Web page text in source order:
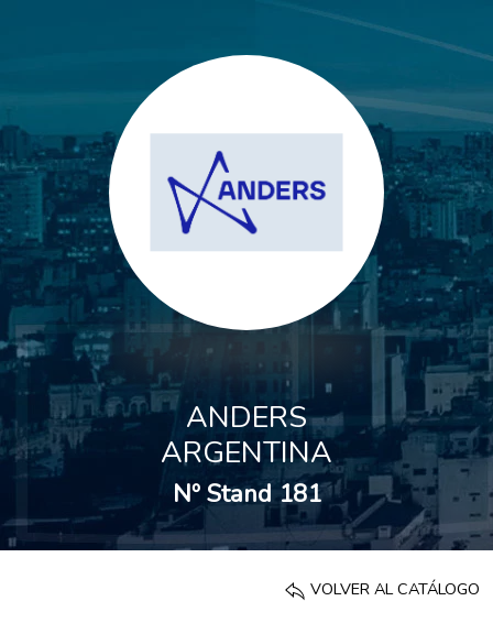
ANDERS
ARGENTINA
Nº Stand 181
VOLVER AL CATÁLOGO